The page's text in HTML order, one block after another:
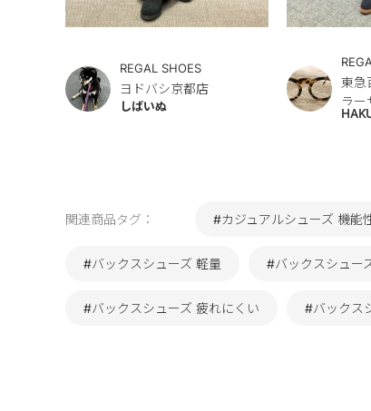
REGAL SHOES
ヨドバシ京都店
しばいぬ
東急
ラー
関連商品タグ： #カジュアルシューズ 機能
#バックスシューズ 軽量 #バックスシュー
#バックスシューズ 疲れにくい #バックス